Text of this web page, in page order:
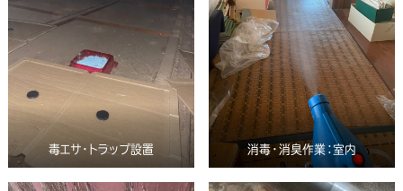
毒エサ・トラップ設置 消毒・消臭作業：室内